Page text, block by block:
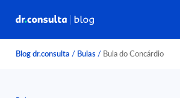
Blog dr.consulta / Bulas / Bula do Concárdio